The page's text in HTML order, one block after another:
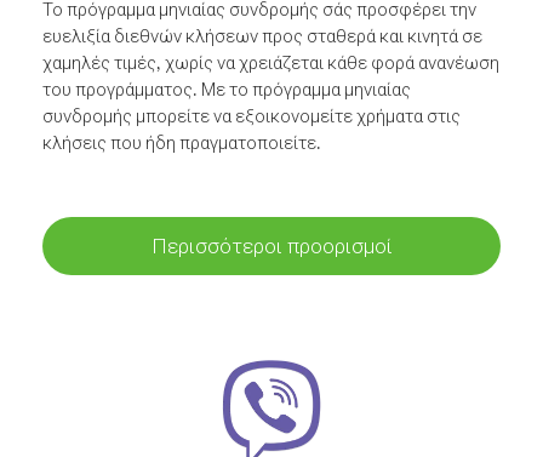
Το πρόγραμμα μηνιαίας συνδρομής σάς προσφέρει την
ευελιξία διεθνών κλήσεων προς σταθερά και κινητά σε
χαμηλές τιμές, χωρίς να χρειάζεται κάθε φορά ανανέωση
του προγράμματος. Με το πρόγραμμα μηνιαίας
συνδρομής μπορείτε να εξοικονομείτε χρήματα στις
κλήσεις που ήδη πραγματοποιείτε.
Περισσότεροι προορισμοί